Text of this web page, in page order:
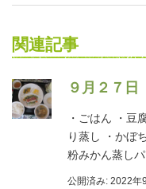
関連記事
９月２７
・ごはん ・豆
り蒸し ・かぼ
粉みかん蒸し
公開済み: 2022年